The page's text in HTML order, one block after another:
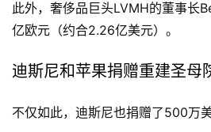
此外，奢侈品巨头LVMH的董事长
亿欧元（约合2.26亿美元）。
迪斯尼和苹果捐赠重建圣母
不仅如此，迪斯尼也捐赠了500万美